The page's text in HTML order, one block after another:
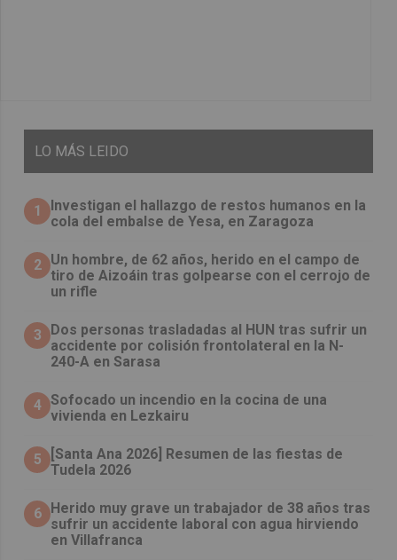
LO MÁS LEIDO
1
Investigan el hallazgo de restos humanos en la
cola del embalse de Yesa, en Zaragoza
2 Un hombre, de 62 años, herido en el campo de
tiro de Aizoáin tras golpearse con el cerrojo de
un rifle
3
​Dos personas trasladadas al HUN tras sufrir un
accidente por colisión frontolateral en la N-
240-A en Sarasa
4 Sofocado un incendio en la cocina de una
vivienda en Lezkairu
5
[Santa Ana 2026] Resumen de las fiestas de
Tudela 2026
6
Herido muy grave un trabajador de 38 años tras
sufrir un accidente laboral con agua hirviendo
en Villafranca